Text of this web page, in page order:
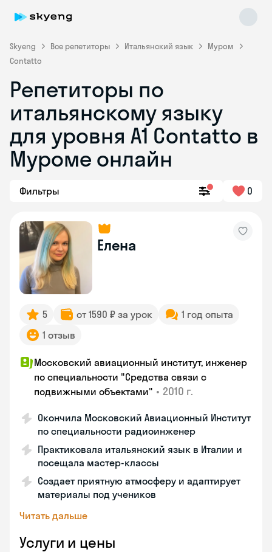
Skyeng Все репетиторы Итальянский язык
Муром
Contatto
Репетиторы по
итальянскому языку
для уровня А1 Contatto в
Муроме онлайн
Фильтры 0
Елена
5 от 1590 ₽ за урок
1 год опыта
1 отзыв
Московский авиационный институт, инженер
по специальности "Средства связи с
подвижными объектами" • 2010 г.
Окончила Московский Авиационный Институт
по специальности радиоинженер
Практиковала итальянский язык в Италии и
посещала мастер-классы
Создает приятную атмосферу и адаптирует
материалы под учеников
Читать дальше
Услуги и цены
Skyeng Chat
online